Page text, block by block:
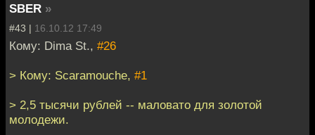
SBER »
#43 | 16.10.12 17:49
Кому: Dima St., #26
> Кому: Scaramouche, #1
> 2,5 тысячи рублей -- маловато для золотой
молодежи.